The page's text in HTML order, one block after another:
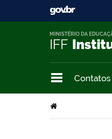
IFF
MINISTÉRIO DA
Contatos